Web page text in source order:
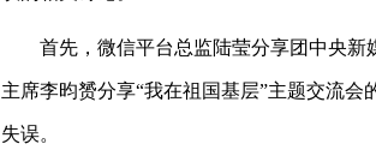
首先，微信平台总监陆莹分享团中央新
主席李昀赟分享“我在祖国基层”主题交流
失误。